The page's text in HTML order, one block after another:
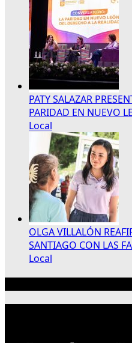
PATY SALAZAR
PARIDAD EN NUEVO
Local
OLGA VILLALÓN
SANTIAGO CON LAS
Local